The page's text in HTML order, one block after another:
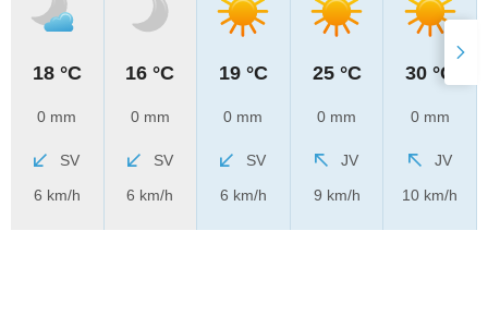
18 °C
0 mm
SV
6 km/h
16 °C
0 mm
SV
6 km/h
19 °C
0 mm
SV
6 km/h
25 °C
0 mm
JV
9 km/h
30 °C
0 mm
JV
10 km/h